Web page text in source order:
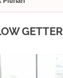
GETTER